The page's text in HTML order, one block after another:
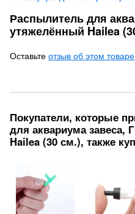
Распылитель для
утяжелённый Hailea
Оставьте отзыв об этом товаре
Покупатели, которые
для аквариума завеса,
Hailea (30 см.), также